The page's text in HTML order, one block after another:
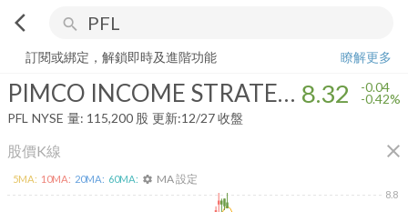
arrow_back_ios search
PIMCO INCOME STRATEGY FUND
訂閱或綁定，解鎖即時及進階功能
瞭解更多
PIMCO INCOME STRATEGY FUND 8.32 -0.04
-0.42%
PFL NYSE 量: 115,200 股 更新:12/27 收盤
股價K線 close
8.8
5MA: 10MA: 20MA: 60MA: settings MA 設定